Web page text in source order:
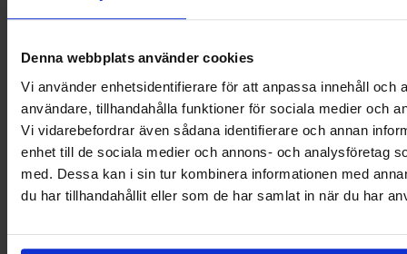
Denna webbplats använder cookies
Vi använder enhetsidentifierare för att anpassa innehåll och
användare, tillhandahålla funktioner för sociala medier och
Vi vidarebefordrar även sådana identifierare och annan
enhet till de sociala medier och annons- och analysföretag
med. Dessa kan i sin tur kombinera informationen med
du har tillhandahållit eller som de har samlat in när du har
lepingutasu 75 €, haldustasu 3,90 € kuus, tähtaeg 36 kuud, tasumine
igakuiste annuiteetmaksetena, maksete kogusumma 6344,40 €.
Sind huvitab autolaen?
Vaata autolaenu tingimusi siin
Sind huvitab remondilaen?
Vaata remondilaenu tingimusi siin